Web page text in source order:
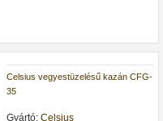
Celsius vegyestüzelésű kazán CFG-
35
Gyártó: Celsius